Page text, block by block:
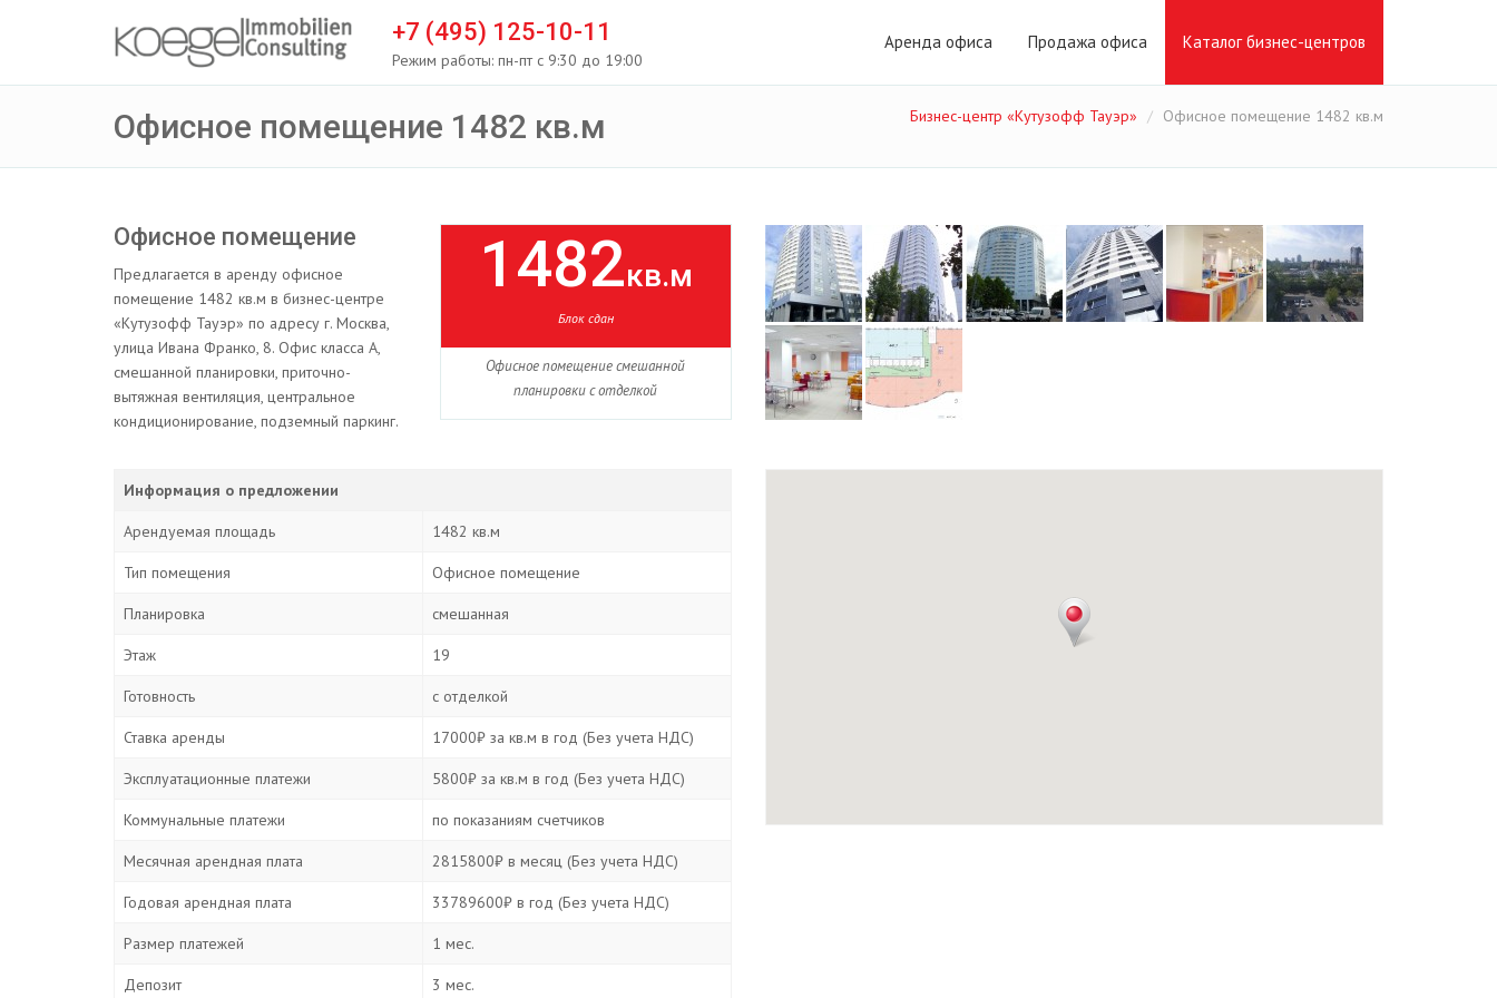
+7 (495) 125-10-11
Режим работы: пн-пт с 9:30 до 19:00
Аренда офиса Продажа офиса Каталог бизнес-центров
Офисное помещение 1482 кв.м Бизнес-центр «Кутузофф Тауэр» Офисное помещение 1482 кв.м
Офисное помещение
Предлагается в аренду офисное
помещение 1482 кв.м в бизнес-центре
«Кутузофф Тауэр» по адресу г. Москва,
улица Ивана Франко, 8. Офис класса А,
смешанной планировки, приточно-
вытяжная вентиляция, центральное
кондиционирование, подземный паркинг.
1482кв.м
Блок сдан
Офисное помещение смешанной
планировки с отделкой
Информация о предложении
Арендуемая площадь 1482 кв.м
Тип помещения Офисное помещение
Планировка смешанная
Этаж 19
Готовность с отделкой
Ставка аренды 17000₽ за кв.м в год (Без учета НДС)
Эксплуатационные платежи 5800₽ за кв.м в год (Без учета НДС)
Коммунальные платежи по показаниям счетчиков
Месячная арендная плата 2815800₽ в месяц (Без учета НДС)
Годовая арендная плата 33789600₽ в год (Без учета НДС)
Размер платежей 1 мес.
Депозит 3 мес.